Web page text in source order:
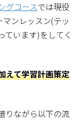
グコースでは現役
ンレッスン(テッ
ています)をしてく
えて学習計画策定
りながら以下の流